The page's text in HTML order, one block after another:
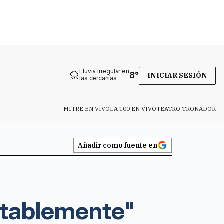
Lluvia irregular en
las cercanías
8° INICIAR SESIÓN
MITRE EN VIVOLA 100 EN VIVOTEATRO TRONADOR
Añadir como fuente en